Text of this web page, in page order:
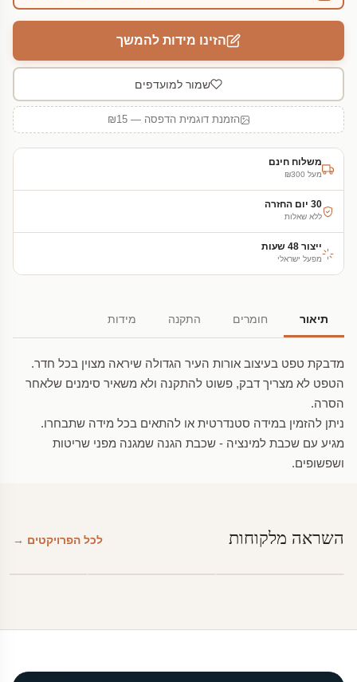
הזינו מידות להמשך
שמור למועדפים
הזמנת דוגמית הדפסה — ₪15
משלוח חינם
מעל ₪300
30 יום החזרה
ללא שאלות
ייצור 48 שעות
מפעל ישראלי
תיאור חומרים התקנה מידות
מדבקת טפט בעיצוב אורות העיר הגדולה שיראה מצוין בכל חדר.
הטפט לא מצריך דבק, פשוט להתקנה ולא משאיר סימנים שלאחר
הסרה.
ניתן להזמין במידה סטנדרטית או להתאים בכל מידה שתבחרו.
מגיע עם שכבת למינציה - שכבת הגנה שמגנה מפני שריטות
ושפשופים.
השראה מלקוחות לכל הפרויקטים →